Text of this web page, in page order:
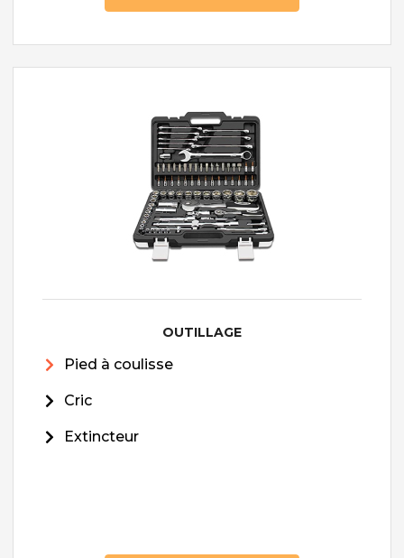
OUTILLAGE
Pied à coulisse
Cric
Extincteur